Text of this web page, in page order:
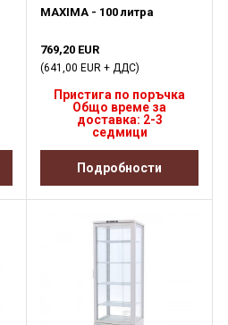
MAXIMA - 100 литра
769,20 EUR
(641,00 EUR + ДДС)
Пристига по поръчка
Общо време за
доставка: 2-3
седмици
Подробности